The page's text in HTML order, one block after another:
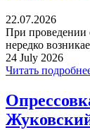
22.07.2026
При проведении
нередко
24 July 2026
Читать